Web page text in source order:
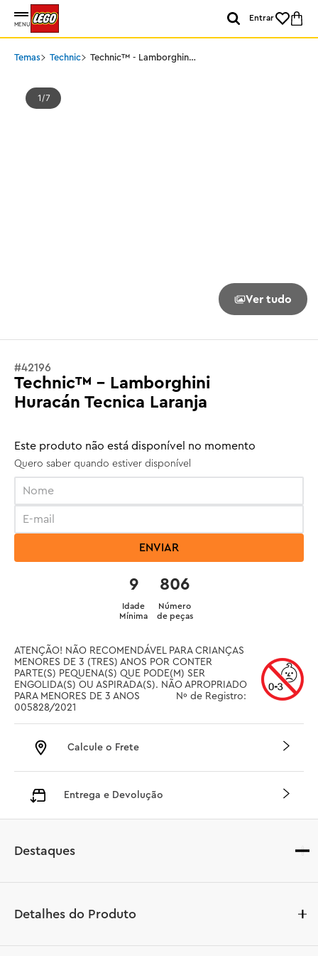
MENU
Entrar
Temas Technic
Technic™ - Lamborghini
1 7
Ver tudo
#42196
Technic™ - Lamborghini
Huracán Tecnica Laranja
Este produto não está disponível no momento
Quero saber quando estiver disponível
ENVIAR
806
Número
de peças
9
Idade
Mínima
ATENÇÃO! NÃO RECOMENDÁVEL PARA CRIANÇAS
MENORES DE 3 (TRES) ANOS POR CONTER
PARTE(S) PEQUENA(S) QUE PODE(M) SER
ENGOLIDA(S) OU ASPIRADA(S). NÃO APROPRIADO
PARA MENORES DE 3 ANOS		 Nº de Registro:
005828/2021
Calcule o Frete
Entrega e Devolução
Destaques
Detalhes do Produto